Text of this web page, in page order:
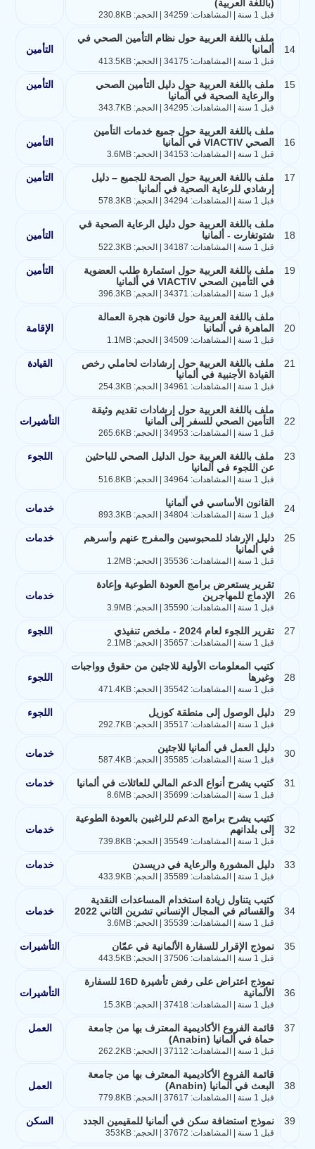
(باللغة العربية)
قبل 1 سنة | المشاهدات: 34259 | الحجم: 230.8KB
14
ملف باللغة العربية حول نظام التأمين الصحي في
ألمانيا
قبل 1 سنة | المشاهدات: 34175 | الحجم: 413.5KB
التأمين
15
ملف باللغة العربية حول دليل التأمين الصحي
والرعاية الصحية في ألمانيا
قبل 1 سنة | المشاهدات: 34295 | الحجم: 343.7KB
التأمين
16
ملف باللغة العربية حول جميع خدمات التأمين
الصحي VIACTIV في ألمانيا
قبل 1 سنة | المشاهدات: 34153 | الحجم: 3.6MB
التأمين
17
ملف باللغة العربية حول الصحة للجميع – دليل
إرشادي للرعاية الصحية في ألمانيا
قبل 1 سنة | المشاهدات: 34294 | الحجم: 578.3KB
التأمين
18
ملف باللغة العربية حول دليل الرعاية الصحية في
شتوتغارت - ألمانيا
قبل 1 سنة | المشاهدات: 34187 | الحجم: 522.3KB
التأمين
19
ملف باللغة العربية حول استمارة طلب العضوية
في التأمين الصحي VIACTIV في ألمانيا
قبل 1 سنة | المشاهدات: 34371 | الحجم: 396.3KB
التأمين
20
ملف باللغة العربية حول قانون هجرة العمالة
الماهرة في ألمانيا
قبل 1 سنة | المشاهدات: 34509 | الحجم: 1.1MB
الإقامة
21
ملف باللغة العربية حول إرشادات لحاملي رخص
القيادة الأجنبية في ألمانيا
قبل 1 سنة | المشاهدات: 34961 | الحجم: 254.3KB
القيادة
22
ملف باللغة العربية حول إرشادات تقديم وثيقة
التأمين الصحي للسفر إلى ألمانيا
قبل 1 سنة | المشاهدات: 34953 | الحجم: 265.6KB
التأشيرات
23
ملف باللغة العربية حول الدليل الصحي للباحثين
عن اللجوء في ألمانيا
قبل 1 سنة | المشاهدات: 34964 | الحجم: 516.8KB
اللجوء
24 القانون الأساسي في ألمانيا
قبل 1 سنة | المشاهدات: 34804 | الحجم: 893.3KB
خدمات
25
دليل الإرشاد للمحبوسين والمفرج عنهم وأسرهم
في ألمانيا
قبل 1 سنة | المشاهدات: 35536 | الحجم: 1.2MB
خدمات
26
تقرير يستعرض برامج العودة الطوعية وإعادة
الإدماج للمهاجرين
قبل 1 سنة | المشاهدات: 35590 | الحجم: 3.9MB
خدمات
27 تقرير اللجوء لعام 2024 - ملخص تنفيذي
قبل 1 سنة | المشاهدات: 35657 | الحجم: 2.1MB
اللجوء
28
كتيب المعلومات الأولية للاجئين من حقوق وواجبات
وغيرها
قبل 1 سنة | المشاهدات: 35542 | الحجم: 471.4KB
اللجوء
29 دليل الوصول إلى منطقة كوزيل
قبل 1 سنة | المشاهدات: 35517 | الحجم: 292.7KB
اللجوء
30 دليل العمل في ألمانيا للاجئين
قبل 1 سنة | المشاهدات: 35585 | الحجم: 587.4KB
خدمات
31 كتيب يشرح أنواع الدعم المالي للعائلات في ألمانيا
قبل 1 سنة | المشاهدات: 35699 | الحجم: 8.6MB
خدمات
32
كتيب يشرح برامج الدعم للراغبين بالعودة الطوعية
إلى بلدانهم
قبل 1 سنة | المشاهدات: 35549 | الحجم: 739.8KB
خدمات
33 دليل المشورة والرعاية في دريسدن
قبل 1 سنة | المشاهدات: 35589 | الحجم: 433.9KB
خدمات
34
كتيب يتناول زيادة استخدام المساعدات النقدية
والقسائم في المجال الإنساني تشرين الثاني 2022
قبل 1 سنة | المشاهدات: 35539 | الحجم: 3.6MB
خدمات
35 نموذج الإقرار للسفارة الألمانية في عمّان
قبل 1 سنة | المشاهدات: 37506 | الحجم: 443.5KB
التأشيرات
36
نموذج اعتراض على رفض تأشيرة 16D للسفارة
الألمانية
قبل 1 سنة | المشاهدات: 37418 | الحجم: 15.3KB
التأشيرات
37
قائمة الفروع الأكاديمية المعترف بها من جامعة
حماة في ألمانيا (Anabin)
قبل 1 سنة | المشاهدات: 37112 | الحجم: 262.2KB
العمل
38
قائمة الفروع الأكاديمية المعترف بها من جامعة
البعث في ألمانيا (Anabin)
قبل 1 سنة | المشاهدات: 37617 | الحجم: 779.8KB
العمل
39 نموذج استضافة سكن في ألمانيا للمقيمين الجدد
قبل 1 سنة | المشاهدات: 37672 | الحجم: 353KB
السكن